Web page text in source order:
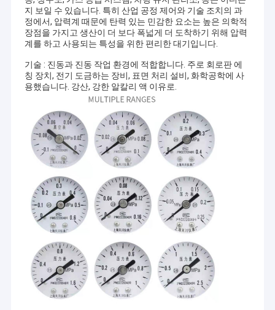
품질 관리
문의하기
인용문을 요구하세요
차동 압력계
디지털 압력 계측기
스테인레스 강 압력계
정확성 증압기
프로그램 논리 제어기
레벨 스위치를 표류시키세요
공압 밸브 포지셔너
지 보일 수 있습니다. 특히 산업 공정 제어와 기술 조치의 과
정에서, 압력계 때문에 탄력 있는 민감한 요소는 높은 의학적
장점을 가지고 생산이 더 보다 폭넓게 더 도착하기 위해 압력
계를 하고 사용되는 특성을 위한 편리한 대기입니다.
기술 : 진동과 진동 작업 환경에 적합합니다. 주로 회로판 에
칭 장치, 전기 도금하는 장비, 표면 처리 설비, 화학공학에 사
용했습니다. 강산, 강한 알칼리 액 이유로.
됩니다.
회사는 먼저 "고객의 사업철학을 고수하고, 서서히 선두로 나서"과
우리의 고객들에게 고품질 서비스를 제공하기 위해 먼저 고객의 원
칙을 고수합니다. 어서 오십시오!